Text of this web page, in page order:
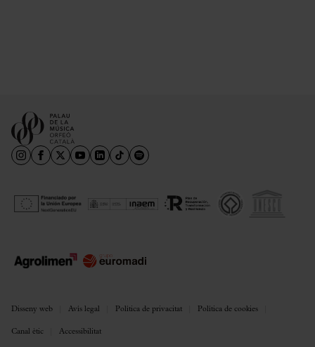
Disseny web Avís legal Política de privacitat Política de cookies
Canal ètic Accessibilitat